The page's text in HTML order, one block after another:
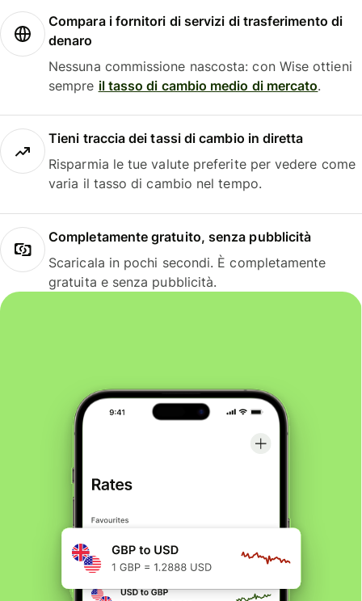
Compara i fornitori di servizi di trasferimento di
denaro
Nessuna commissione nascosta: con Wise ottieni
sempre il tasso di cambio medio di mercato.
Tieni traccia dei tassi di cambio in diretta
Risparmia le tue valute preferite per vedere come
varia il tasso di cambio nel tempo.
Completamente gratuito, senza pubblicità
Scaricala in pochi secondi. È completamente
gratuita e senza pubblicità.